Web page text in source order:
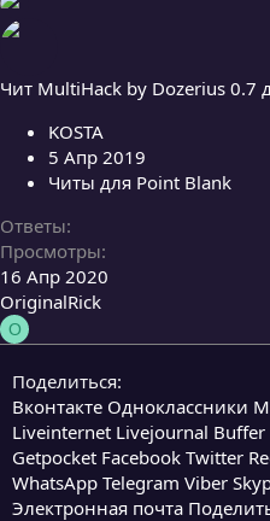
Чит MultiHack by Dozerius 0.7
KOSTA
5 Апр 2019
Читы для Point Blank
Ответы
Просмотры
16 Апр 2020
OriginalRick
O
Поделиться:
Вконтакте Одноклассники
Liveinternet Livejournal Buffer
Getpocket Facebook Twitter
WhatsApp Telegram Viber
Электронная почта